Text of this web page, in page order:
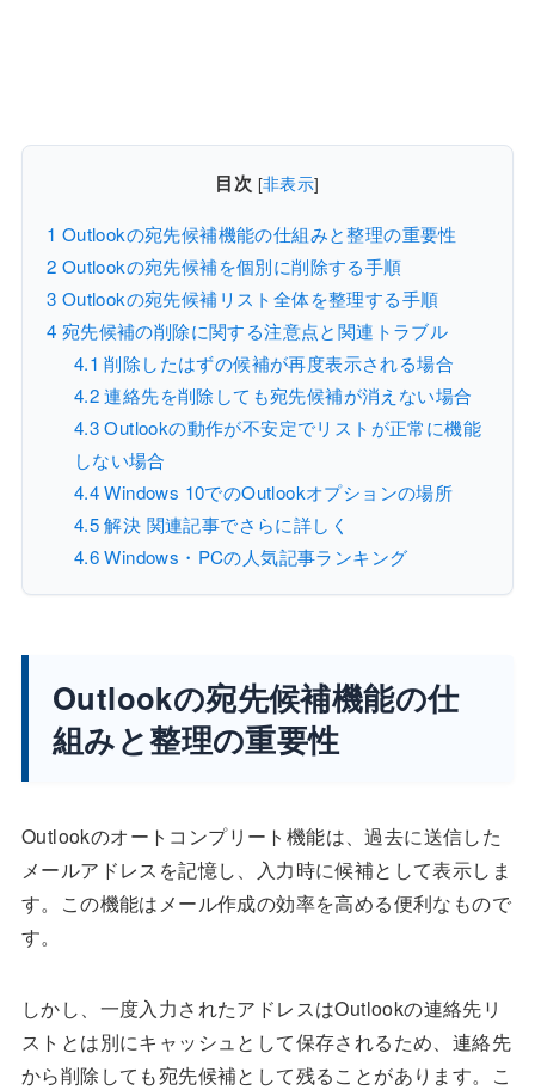
目次 [非表示]
1 Outlookの宛先候補機能の仕組みと整理の重要性
2 Outlookの宛先候補を個別に削除する手順
3 Outlookの宛先候補リスト全体を整理する手順
4 宛先候補の削除に関する注意点と関連トラブル
4.1 削除したはずの候補が再度表示される場合
4.2連絡先を削除しても宛先候補が消えない場合
4.3Outlookの動作が不安定でリストが正常に機能
しない場合
4.4Windows 10でのOutlookオプションの場所
4.5解決 関連記事でさらに詳しく
4.6Windows・PCの人気記事ランキング
Outlookの宛先候補機能の仕
組みと整理の重要性
Outlookのオートコンプリート機能は、過去に送信した
メールアドレスを記憶し、入力時に候補として表示しま
す。この機能はメール作成の効率を高める便利なもので
す。
しかし、一度入力されたアドレスはOutlookの連絡先リ
ストとは別にキャッシュとして保存されるため、連絡先
から削除しても宛先候補として残ることがあります。こ